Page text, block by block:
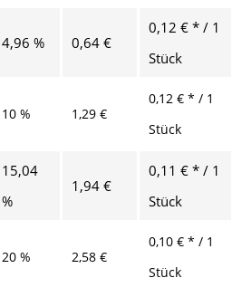
4,96 % 0,64 €
0,12 € * / 1
Stück
10 % 1,29 €
0,12 € * / 1
Stück
15,04
%
1,94 €
0,11 € * / 1
Stück
20 % 2,58 €
0,10 € * / 1
Stück